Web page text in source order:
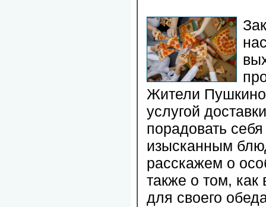
Жители Пушкино
услугой
порадовать
изысканным
расскажем о
также о том,
для своего